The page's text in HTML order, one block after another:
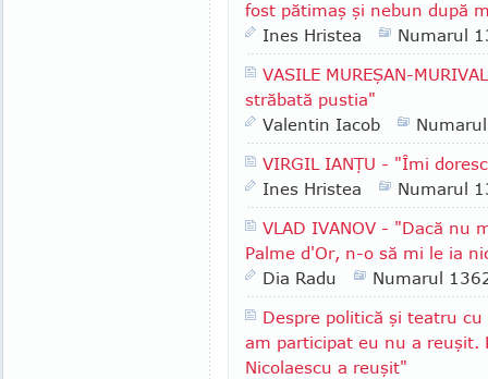
fost pătimaş şi nebun după
Ines Hristea
Numarul
VASILE MUREŞAN-
străbată pustia"
Valentin Iacob
VIRGIL IANŢU - "Îmi
Ines Hristea
Numarul
VLAD IVANOV - "Dacă nu
Palme d'Or, n-o să mi le ia
Dia Radu
Numarul
Despre politică şi teatru cu
am participat eu nu a reuşit.
Nicolaescu a reuşit"